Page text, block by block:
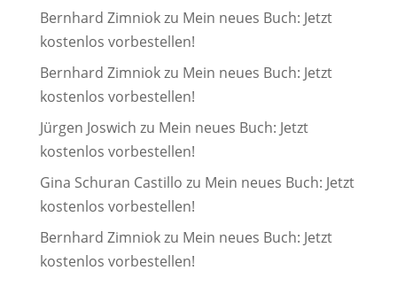
Bernhard Zimniokzu Mein neues Buch: Jetzt
kostenlos vorbestellen!
Bernhard Zimniokzu Mein neues Buch: Jetzt
kostenlos vorbestellen!
Jürgen Joswich zu Mein neues Buch: Jetzt
kostenlos vorbestellen!
Gina Schuran Castillo zu Mein neues Buch: Jetzt
kostenlos vorbestellen!
Bernhard Zimniokzu Mein neues Buch: Jetzt
kostenlos vorbestellen!